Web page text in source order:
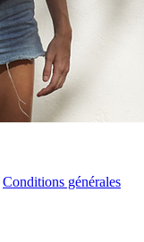
Conditions générales